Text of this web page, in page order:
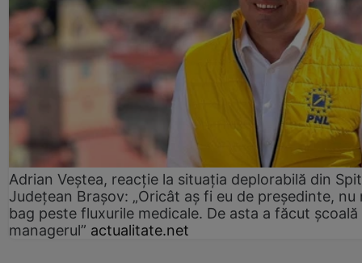
Adrian Veștea, reacție la situația deplorabilă din
Județean Brașov: „Oricât aș fi eu de președinte, nu
bag peste fluxurile medicale. De asta a făcut școală
managerul” actualitate.net